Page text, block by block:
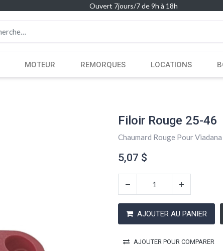
Ouvert 7jours/7 de 9h à 18h
MOTEUR REMORQUES LOCATIONS
Filoir Rouge 25-46
Chaumard Rouge Pour Viadana
5,07 $
AJOUTER AU PANIER
AJOUTER POUR COMPARER